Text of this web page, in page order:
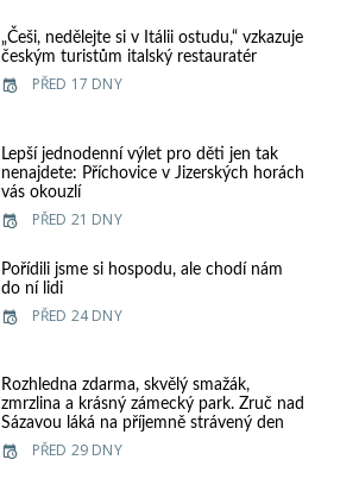
„Češi, nedělejte si v Itálii ostudu,“ vzkazuje
českým turistům italský restauratér
PŘED 17 DNY
Lepší jednodenní výlet pro děti jen tak
nenajdete: Příchovice v Jizerských horách
vás okouzlí
PŘED 21 DNY
Pořídili jsme si hospodu, ale chodí nám
do ní lidi
PŘED 24 DNY
Rozhledna zdarma, skvělý smažák,
zmrzlina a krásný zámecký park. Zruč nad
Sázavou láká na příjemně strávený den
PŘED 29 DNY